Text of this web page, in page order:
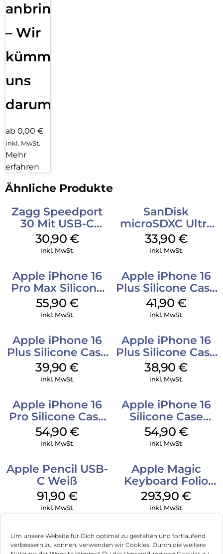
Um unsere Website für Dich optimal zu gestalten und fortlaufend
verbessern zu können, verwenden wir Cookies. Durch die weitere
anbringen
– Wir
kümmern
uns
darum!
ab 0,00 €
inkl. MwSt.
Mehr
erfahren
Ähnliche Produkte
Zagg Speedport
30 Mit USB-C
Kabel Weiß
30,90 €
inkl. MwSt.
SanDisk
microSDXC Ultra
128 GB + Adapter
Mobile
33,90 €
inkl. MwSt.
Apple iPhone 16
Pro Max Silicone
Case MagSafe
Stone Gray
55,90 €
inkl. MwSt.
Apple iPhone 16
Plus Silicone Case
MagSafe Stone
Gray
41,90 €
inkl. MwSt.
Apple iPhone 16
Plus Silicone Case
MagSafe Plum
39,90€
inkl. MwSt.
Apple iPhone 16
Plus Silicone Case
MagSafe Denim
38,90€
inkl. MwSt.
Apple iPhone 16
Pro Silicone Case
MagSafe Black
54,90 €
inkl. MwSt.
Apple iPhone 16
Silicone Case
MagSafe Lake
Green
54,90 €
inkl. MwSt.
Apple Pencil USB-
C Weiß
91,90 €
inkl. MwSt.
Apple Magic
Keyboard Folio
iPad 10.9″ (10.Gen.)
Weiß
293,90€
inkl. MwSt.